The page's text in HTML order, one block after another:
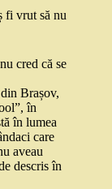
fi vrut să nu
cred că se
Brașov,
în
în lumea
care
aveau
descris în